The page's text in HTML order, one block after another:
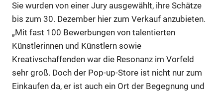
Sie wurden von einer Jury ausgewählt, ihre Schätze
bis zum 30. Dezember hier zum Verkauf anzubieten.
„Mit fast 100 Bewerbungen von talentierten
Künstlerinnen und Künstlern sowie
Kreativschaffenden war die Resonanz im Vorfeld
sehr groß. Doch der Pop-up-Store ist nicht nur zum
Einkaufen da, er ist auch ein Ort der Begegnung und